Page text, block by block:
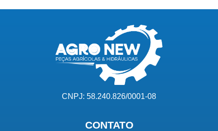
CNPJ: 58.240.826/0001-08
CONTATO